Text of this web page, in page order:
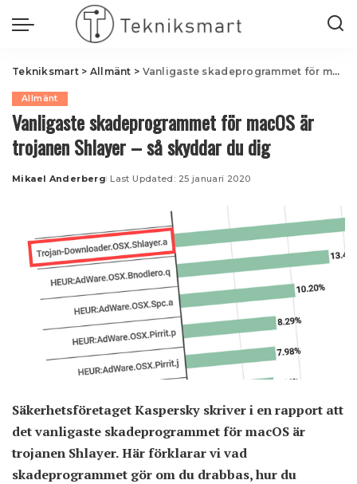
Tekniksmart> Allmänt > Vanligaste skadeprogrammet för macOS är trojanen Shlayer – så skyddar du dig
Allmänt
Vanligaste skadeprogrammet för macOS är
trojanen Shlayer – så skyddar du dig
Posted
Mikael Anderberg Last Updated: 25 januari 2020
Säkerhetsföretaget Kaspersky skriver i en rapport att
det vanligaste skadeprogrammet för macOS är
trojanen Shlayer. Här förklarar vi vad
skadeprogrammet gör om du drabbas, hur du